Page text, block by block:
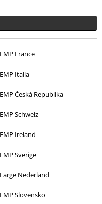
EMP France
EMP Italia
EMP Česká Republika
EMP Schweiz
EMP Ireland
EMP Sverige
Large Nederland
EMP Slovensko